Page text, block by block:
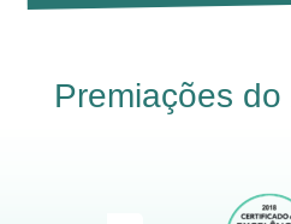
Premiações do